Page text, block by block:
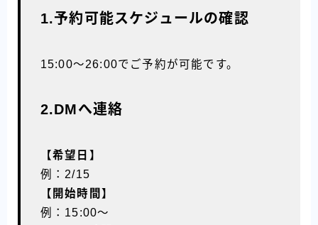
1.予約可能スケジュールの確認
15:00〜26:00でご予約が可能です。
2.DMへ連絡
【希望日】
例：2/15
【開始時間】
例：15:00〜